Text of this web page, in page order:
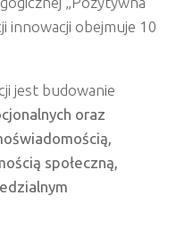
innowacji obejmuje 10
jest budowanie
oraz
społeczną,